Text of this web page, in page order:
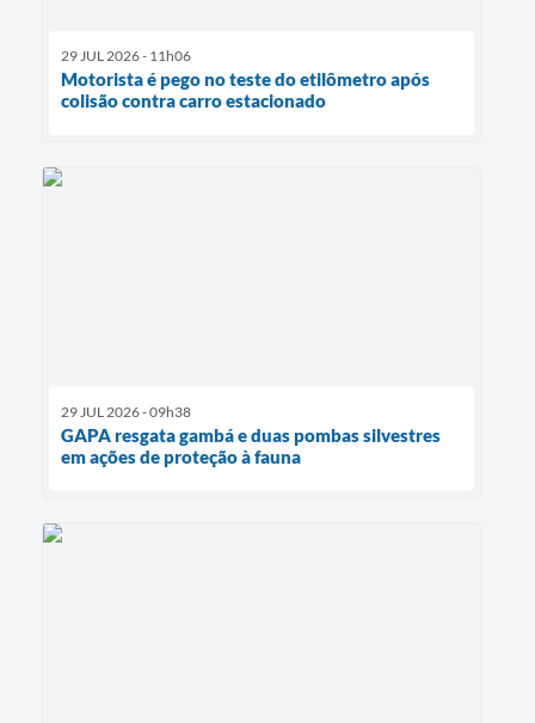
29 JUL 2026 - 11h06
Motorista é pego no teste do etilômetro após
colisão contra carro estacionado
29 JUL 2026 - 09h38
GAPA resgata gambá e duas pombas silvestres
em ações de proteção à fauna